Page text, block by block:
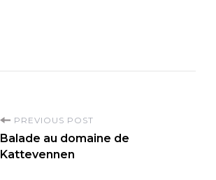
PREVIOUS POST
Balade au domaine de
Kattevennen